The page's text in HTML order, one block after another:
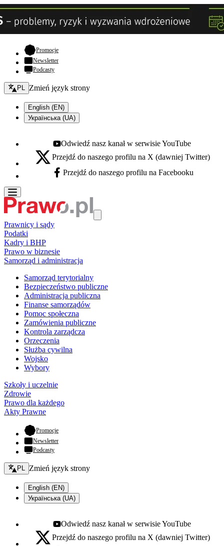
Promocje- otwiera się w nowej karcie
Newsletter
Podcasty
Zmień język - bieżący:
PL Zmień język strony
English (EN)
Українська (UA)
Youtube - otwiera się w nowej karcie
Odwiedź nasz kanał w serwisie YouTube
X - otwiera się w nowej karcie
Przejdź do naszego profilu na X (dawniej Twitter)
Facebook - otwiera się w nowej karcie
Przejdź do naszego profilu na Facebooku
Prawnicy i sądy
Podatki
Kadry i BHP
Prawo w biznesie
Samorząd i administracja
Samorząd terytorialny
Bezpieczeństwo publiczne
Administracja publiczna
Finanse samorządów
Pomoc społeczna
Zamówienia publiczne
Kontrola zarządcza
Orzeczenia
Służba cywilna
Wojsko
Wybory
Szkoły i uczelnie
Zdrowie
Prawo dla każdego
Akty Prawne
Promocje- otwiera się w nowej karcie
Newsletter
Podcasty
Zmień język - bieżący:
PL Zmień język strony
English (EN)
Українська (UA)
Youtube - otwiera się w nowej karcie
Odwiedź nasz kanał w serwisie YouTube
X - otwiera się w nowej karcie
Przejdź do naszego profilu na X (dawniej Twitter)